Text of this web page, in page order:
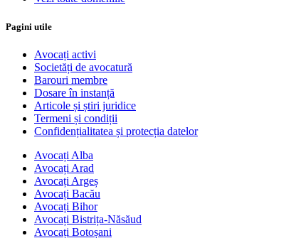
Pagini utile
Avocați activi
Societăți de avocatură
Barouri membre
Dosare în instanță
Articole și știri juridice
Termeni și condiții
Confidențialitatea și protecția datelor
Avocați Alba
Avocați Arad
Avocați Argeș
Avocați Bacău
Avocați Bihor
Avocați Bistrița-Năsăud
Avocați Botoșani